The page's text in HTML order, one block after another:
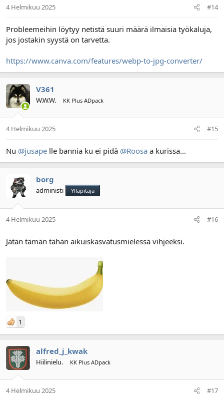
4 Helmikuu 2025 #14
Probleemeihin löytyy netistä suuri määrä ilmaisia työkaluja,
jos jostakin syystä on tarvetta.
https://www.canva.com/features/webp-to-jpg-converter/
V361
W.W.W. KK Plus ADpack
4 Helmikuu 2025 #15
Nu @jusape lle bannia ku ei pidä @Roosa a kurissa...
borg
administi Ylläpitäjä
4 Helmikuu 2025 #16
Jätän tämän tähän aikuiskasvatusmielessä vihjeeksi.
1
alfred_j_kwak
Hiilinielu. KK Plus ADpack
4 Helmikuu 2025 #17